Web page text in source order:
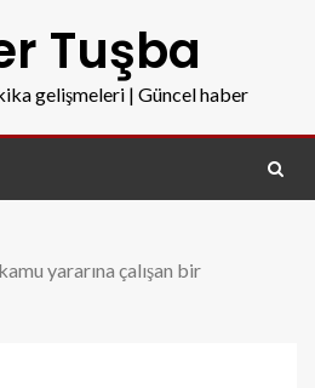
Tuşba
gelişmeleri | Güncel haber
yararına çalışan bir